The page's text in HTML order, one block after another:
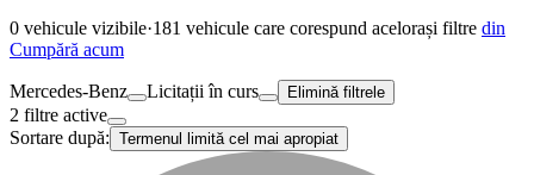
0 vehicule vizibile·181 vehicule care corespund acelorași filtre din
Cumpără acum
Mercedes-Benz Licitații în curs Elimină filtrele
2 filtre active
Sortare după: Termenul limită cel mai apropiat